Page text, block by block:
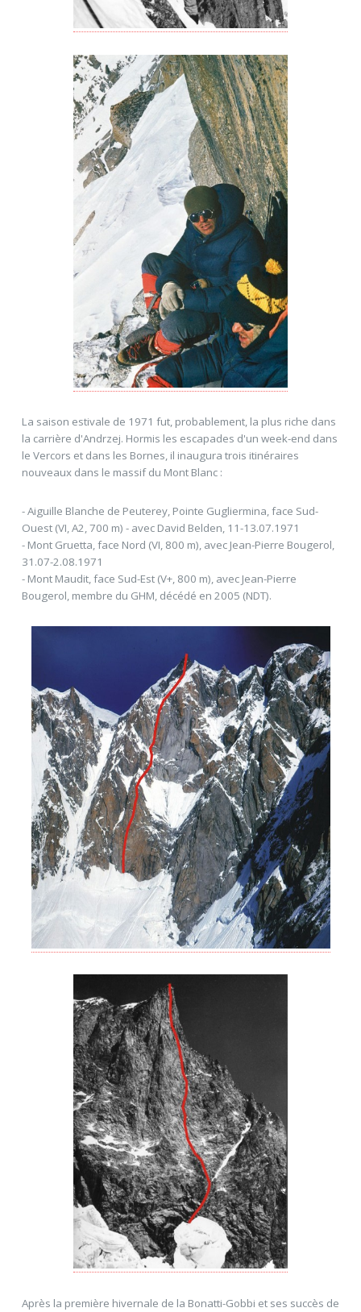
La saison estivale de 1971 fut, probablement, la plus riche dans
la carrière d'Andrzej. Hormis les escapades d'un week-end dans
le Vercors et dans les Bornes, il inaugura trois itinéraires
nouveaux dans le massif du Mont Blanc :
- Aiguille Blanche de Peuterey, Pointe Gugliermina, face Sud-
Ouest (VI, A2, 700 m) - avec David Belden, 11-13.07.1971
- Mont Gruetta, face Nord (VI, 800 m), avec Jean-Pierre Bougerol,
31.07-2.08.1971
- Mont Maudit, face Sud-Est (V+, 800 m), avec Jean-Pierre
Bougerol, membre du GHM, décédé en 2005 (NDT).
Après la première hivernale de la Bonatti-Gobbi et ses succès de